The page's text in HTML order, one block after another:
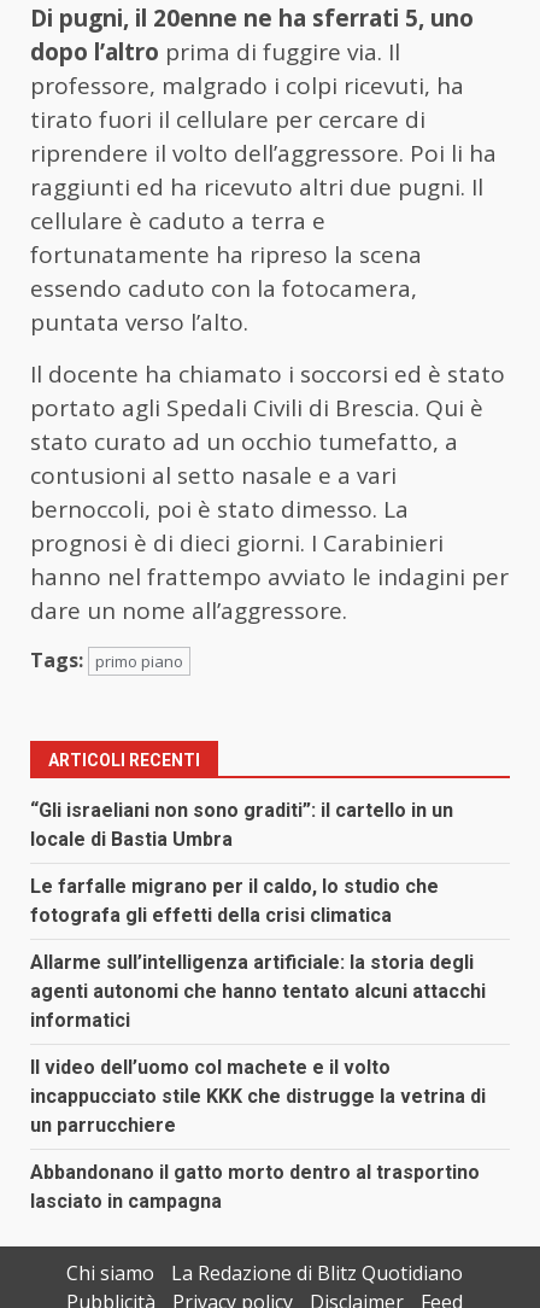
Di pugni, il 20enne ne ha sferrati 5, uno
dopo l’altro prima di fuggire via. Il
professore, malgrado i colpi ricevuti, ha
tirato fuori il cellulare per cercare di
riprendere il volto dell’aggressore. Poi li ha
raggiunti ed ha ricevuto altri due pugni. Il
cellulare è caduto a terra e
fortunatamente ha ripreso la scena
essendo caduto con la fotocamera,
puntata verso l’alto.
Il docente ha chiamato i soccorsi ed è stato
portato agli Spedali Civili di Brescia. Qui è
stato curato ad un occhio tumefatto, a
contusioni al setto nasale e a vari
bernoccoli, poi è stato dimesso. La
prognosi è di dieci giorni. I Carabinieri
hanno nel frattempo avviato le indagini per
dare un nome all’aggressore.
Tags: primo piano
ARTICOLI RECENTI
“Gli israeliani non sono graditi”: il cartello in un
locale di Bastia Umbra
Le farfalle migrano per il caldo, lo studio che
fotografa gli effetti della crisi climatica
Allarme sull’intelligenza artificiale: la storia degli
agenti autonomi che hanno tentato alcuni attacchi
informatici
Il video dell’uomo col machete e il volto
incappucciato stile KKK che distrugge la vetrina di
un parrucchiere
Abbandonano il gatto morto dentro al trasportino
lasciato in campagna
Chi siamo
La Redazione di Blitz Quotidiano
Pubblicità
Privacy policy Disclaimer Feed